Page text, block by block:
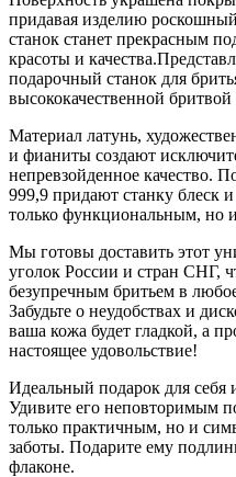
придавая изделию
станок станет прекрасным
красоты и
подарочный станок для
высококачественной
Материал латунь,
и фианиты создают
непревзойденное качество.
999,9 придают станку блеск и
только функциональным, но
Мы готовы доставить этот
уголок России и стран СНГ,
безупречным бритьем в
Забудьте о неудобствах и
ваша кожа будет гладкой, а
настоящее удовольствие!
Идеальный подарок для
Удивите его неповторимым
только практичным, но и
заботы. Подарите ему
флаконе.